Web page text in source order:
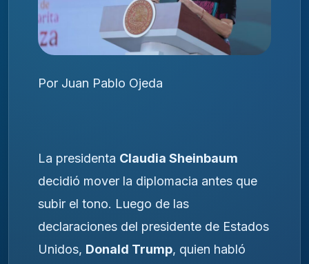
Por Juan Pablo Ojeda
La presidenta Claudia Sheinbaum
decidió mover la diplomacia antes que
subir el tono. Luego de las
declaraciones del presidente de Estados
Unidos, Donald Trump, quien habló